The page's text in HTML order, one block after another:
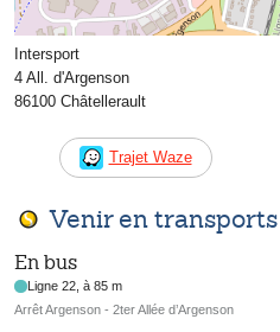
Intersport
4 All. d'Argenson
86100 Châtellerault
Trajet Waze
Venir en
En bus
Ligne 22, à 85 m
Arrêt Argenson - 2ter Allée d’Argenson